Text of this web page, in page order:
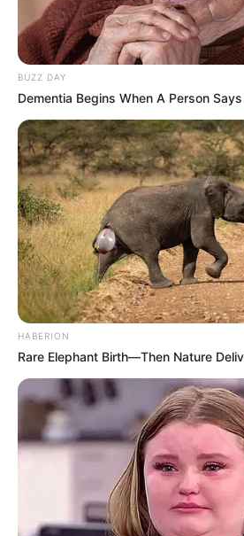
Megan Domani Beby
Salshabilla Adriani
TULIS
Alamat email Anda tidak akan dipublikasikan.
BUZZ DAY
Dementia Begins When A Person
HABERION
Rare Elephant Birth—Then Nature